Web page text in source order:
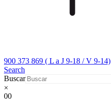
900 373 869 ( L a J 9-18 / V 9-14)
Search
Buscar
×
00